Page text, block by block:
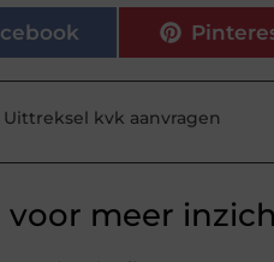
Uittreksel kvk aanvragen
voor meer